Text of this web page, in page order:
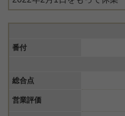
番付
総合点
営業評価